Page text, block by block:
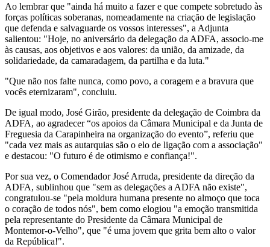
Ao lembrar que "ainda há muito a fazer e que compete sobretudo às
forças políticas soberanas, nomeadamente na criação de legislação
que defenda e salvaguarde os vossos interesses", a Adjunta
salientou: "Hoje, no aniversário da delegação da ADFA, associo-me
às causas, aos objetivos e aos valores: da união, da amizade, da
solidariedade, da camaradagem, da partilha e da luta."
"Que não nos falte nunca, como povo, a coragem e a bravura que
vocês eternizaram", concluiu.
De igual modo, José Girão, presidente da delegação de Coimbra da
ADFA, ao agradecer “os apoios da Câmara Municipal e da Junta de
Freguesia da Carapinheira na organização do evento”, referiu que
"cada vez mais as autarquias são o elo de ligação com a associação"
e destacou: "O futuro é de otimismo e confiança!".
Por sua vez, o Comendador José Arruda, presidente da direção da
ADFA, sublinhou que "sem as delegações a ADFA não existe",
congratulou-se "pela moldura humana presente no almoço que toca
o coração de todos nós", bem como elogiou "a emoção transmitida
pela representante do Presidente da Câmara Municipal de
Montemor-o-Velho", que "é uma jovem que grita bem alto o valor
da República!".